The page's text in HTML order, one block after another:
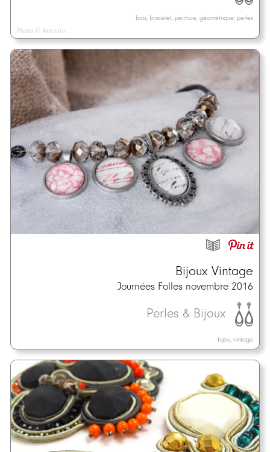
bois, bracelet, peinture, géométrique, perles
Photo © Artemio
Bijoux Vintage
Journées Folles novembre 2016
Perles & Bijoux
bijou, vintage